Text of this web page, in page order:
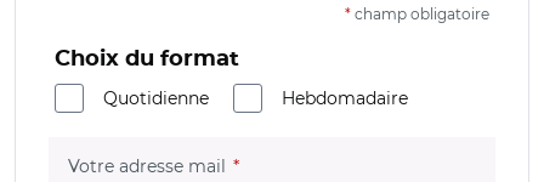
* champ obligatoire
Choix du format
Quotidienne
Hebdomadaire
Votre adresse mail (champ obligatoire)